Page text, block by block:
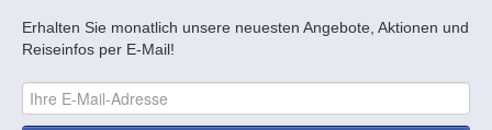
Erhalten Sie monatlich unsere neuesten Angebote, Aktionen und
Reiseinfos per E-Mail!